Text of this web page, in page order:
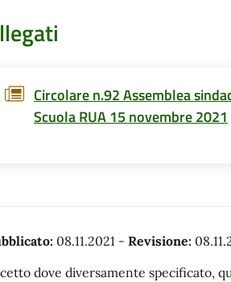
Circolare n.92 Assemblea
Scuola RUA 15 novembre 2021
08.11.2021 - Revisione:
dove diversamente specificato,